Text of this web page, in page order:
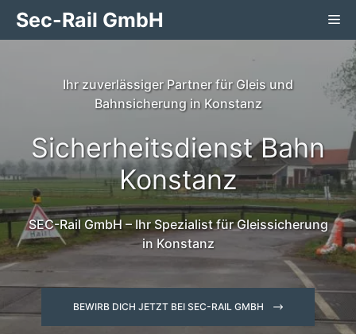
Zum
InhaltSec-Rail GmbH
Ihr zuverlässiger Partner für Gleis und
Bahnsicherung in Konstanz
Sicherheitsdienst Bahn
Konstanz
SEC-Rail GmbH – Ihr Spezialist für Gleissicherung
in Konstanz
BEWIRB DICH JETZT BEI SEC-RAIL GMBH